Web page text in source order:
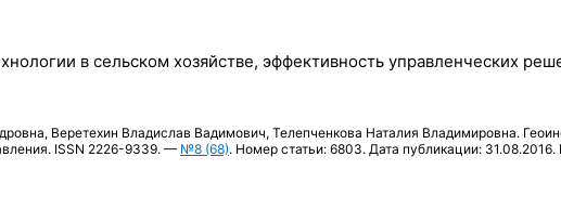
в сельском хозяйстве, эффективность управленческих
Веретехин Владислав Вадимович, Телепченкова Наталия Владимировна.
ISSN 2226-9339. — №8 (68). Номер статьи: 6803. Дата публикации: